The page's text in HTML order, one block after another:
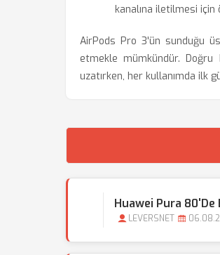
kanalına iletilmesi
AirPods Pro 3'ün sunduğu
etmekle mümkündür. Doğru
uzatırken, her kullanımda ilk
Huawei Pura 80'de
LEVERSNET